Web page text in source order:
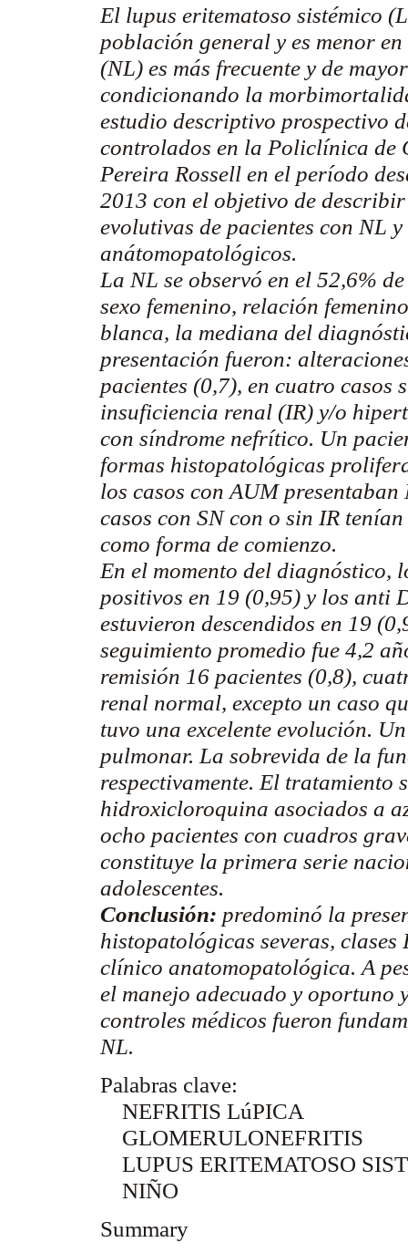
El lupus eritematoso sistémico
población general y es menor
(NL) es más frecuente y de
condicionando la
estudio descriptivo prospectivo
controlados en la Policlínica de
Pereira Rossell en el período
2013 con el objetivo de
evolutivas de pacientes con NL
anátomopatológicos.
La NL se observó en el 52,6%
sexo femenino, relación
blanca, la mediana del
presentación fueron:
pacientes (0,7), en cuatro casos
insuficiencia renal (IR) y/o
con síndrome nefrítico. Un
formas histopatológicas
los casos con AUM
casos con SN con o sin IR
como forma de comienzo.
En el momento del diagnóstico,
positivos en 19 (0,95) y los anti
estuvieron descendidos en 19
seguimiento promedio fue 4,2
remisión 16 pacientes (0,8),
renal normal, excepto un caso
tuvo una excelente evolución.
pulmonar. La sobrevida de la
respectivamente. El tratamiento
hidroxicloroquina asociados a
ocho pacientes con cuadros
constituye la primera serie
adolescentes.
Conclusión: predominó la
histopatológicas severas,
clínico anatomopatológica. A
el manejo adecuado y oportuno
controles médicos fueron
NL.
Palabras clave:
NEFRITIS LúPICA
GLOMERULONEFRITIS
LUPUS ERITEMATOSO
NIÑO
Summary